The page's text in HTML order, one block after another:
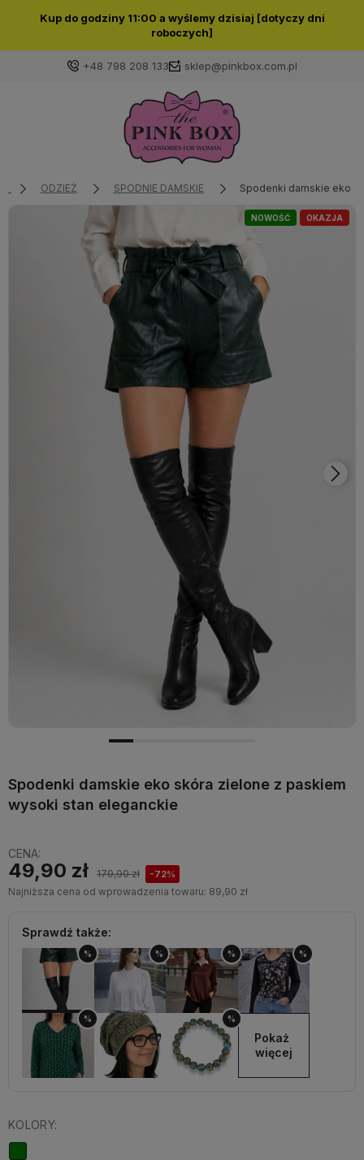
Kup do godziny 11:00 a wyślemy dzisiaj [dotyczy dni
roboczych]
+48 798 208 133 sklep@pinkbox.com.pl
Zaloguj się
Wybierz coś dla siebie z naszej aktualnej oferty lub
zaloguj się, aby przywrócić dodane produkty do listy
z poprzedniej sesji.
ODZIEŻ SPODNIE DAMSKIE Spodenki damskie eko
OKAZJA
NOWOŚĆ
Spodenki damskie eko skóra zielone z paskiem
wysoki stan eleganckie
CENA:
49,90 zł 179,90 zł -72%
Najniższa cena od wprowadzenia towaru: 89,90 zł
Sprawdź także:
% % % %
% %
Pokaż
więcej
KOLORY: